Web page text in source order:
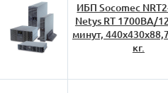
ИБП Socomec
Netys RT 1700ВА/
минут,
кг.